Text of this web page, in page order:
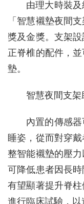
由理大時裝
「智慧襯墊夜間
獎及金獎。支架
正脊椎的配件，
墊。
智慧夜間支
內置的傳感
睡姿，從而對穿
整智能襯墊的壓
可降低患者因長
有望顯著提升脊
進行臨床試驗，以